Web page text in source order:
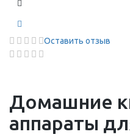
Оставить отзыв
Домашние
аппараты